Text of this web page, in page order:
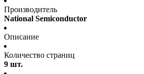
Производитель
National Semiconductor
Описание
Количество страниц
9 шт.